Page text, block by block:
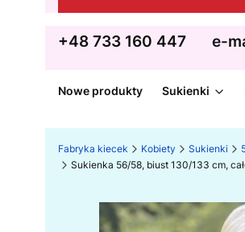
+48 733 160 447 e-
Nowe produkty Sukienki
Fabryka kiecek Kobiety Sukienki
Sukienka 56/58, biust 130/133 cm,